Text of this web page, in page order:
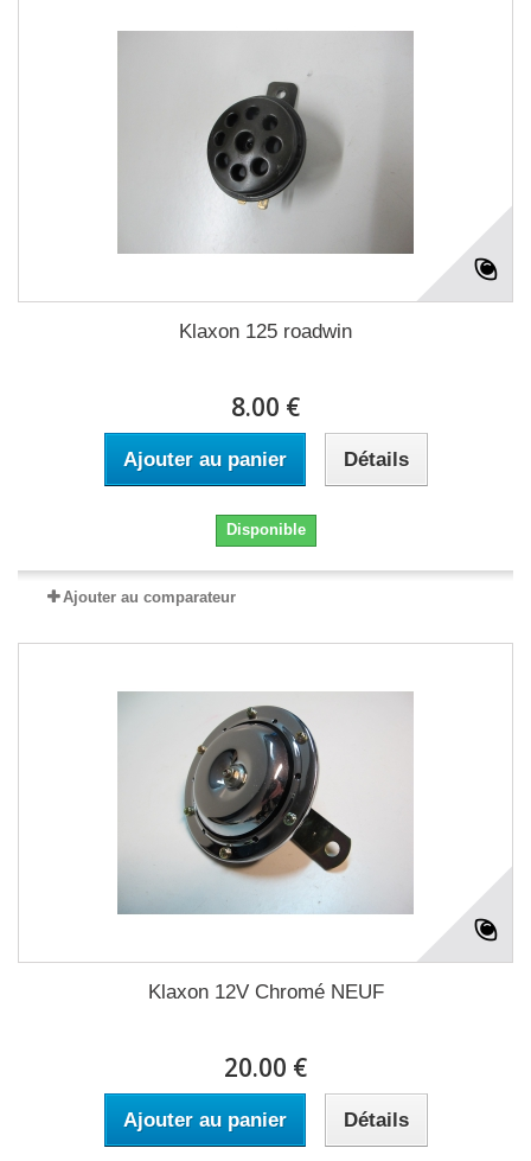
Klaxon 125 roadwin
8.00 €
Ajouter au panier Détails
Disponible
Ajouter au comparateur
Klaxon 12V Chromé NEUF
20.00 €
Ajouter au panier Détails